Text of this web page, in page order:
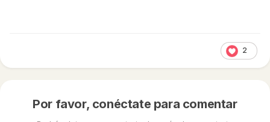
2
Por favor, conéctate para comentar